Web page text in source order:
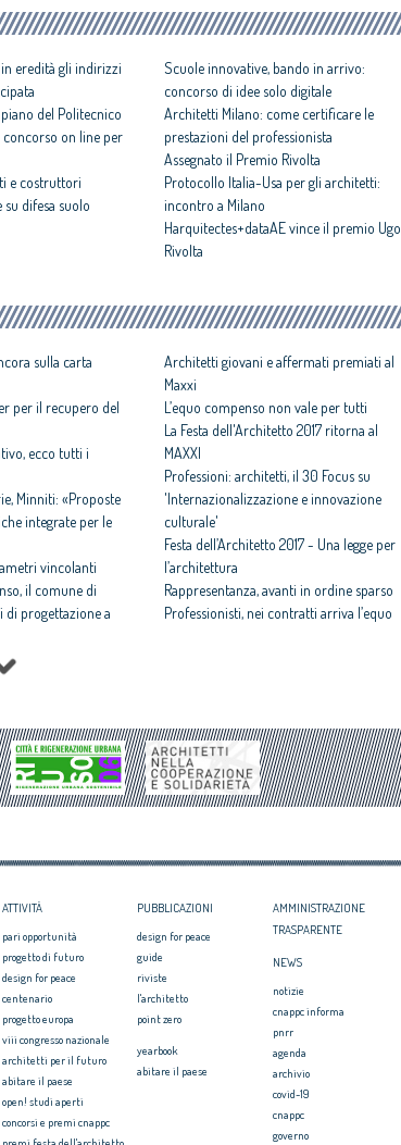
in eredità gli indirizzi
del Politecnico
concorso on line per
e costruttori
difesa suolo
Scuole innovative, bando in arrivo:
concorso di idee solo digitale
Architetti Milano: come certificare le
prestazioni del professionista
Assegnato il Premio Rivolta
Protocollo Italia-Usa per gli architetti:
incontro a Milano
Harquitectes+dataAE vince il premio Ugo
Rivolta
sulla carta
per il recupero del
ecco tutti i
Minniti: «Proposte
integrate per le
vincolanti
il comune di
progettazione a
dello studio
architetto
italiano e
ricorre alla
dell’Uomo
Architetti giovani e affermati premiati al
Maxxi
L’equo compenso non vale per tutti
La Festa dell'Architetto 2017 ritorna al
MAXXI
Professioni: architetti, il 30 Focus su
'Internazionalizzazione e innovazione
culturale'
Festa dell’Architetto 2017 - Una legge per
l’architettura
Rappresentanza, avanti in ordine sparso
Professionisti, nei contratti arriva l’equo
degradate
Architetti: 'Comune e Consiglio di Stato,
svilito interesse pubblico'
ATTIVITÀ
pari opportunità
progetto di futuro
design for peace
centenario
progetto europa
viii congresso nazionale
architetti per il futuro
abitare il paese
open! studi aperti
concorsi e premi cnappc
PUBBLICAZIONI
design for peace
guide
riviste
l'architetto
point zero
yearbook
abitare il paese
AMMINISTRAZIONE
TRASPARENTE
NEWS
notizie
cnappc informa
pnrr
agenda
archivio
covid-19
cnappc
governo